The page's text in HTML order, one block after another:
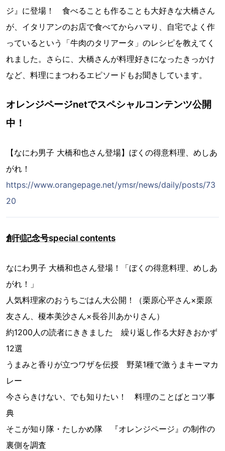
ジ』に登場！ 食べることも作ることも大好きな大橋さん
が、イタリアンのお店で食べてからハマり、自宅でよく作
っているという「牛肉のタリアータ」のレシピを教えてく
れました。さらに、大橋さんが料理好きになったきっかけ
など、料理にまつわるエピソードもお聞きしています。
オレンジページnetでスペシャルコンテンツ公開
中！
【なにわ男子 大橋和也さん登場】ぼくの得意料理、めしあ
がれ！
https://www.orangepage.net/ymsr/news/daily/posts/73
20
創刊記念号special contents
なにわ男子 大橋和也さん登場！「ぼくの得意料理、めしあ
がれ！」
人気料理家のおうちごはん大公開！（栗原心平さん×栗原
友さん、榎本美沙さん×長谷川あかりさん）
約1200人の読者にききました 繰り返し作る大好きおかず
12選
うまみと香りが立つワザを伝授 野菜1種で激うまキーマカ
レー
今さらきけない、でも知りたい！ 料理のことばとコツ事
典
そこが知り隊・たしかめ隊 『オレンジページ』の制作の
裏側を調査